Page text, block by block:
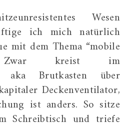
ich mich natürlich
mit dem Thema “mobile
Zwar kreist im
aka Brutkasten über
Deckenventilator,
ist anders. So sitze
Schreibtisch und triefe